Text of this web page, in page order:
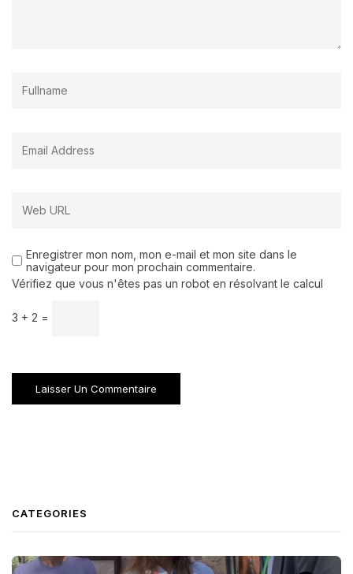
Enregistrer mon nom, mon e-mail et mon site dans le
navigateur pour mon prochain commentaire.
Vérifiez que vous n'êtes pas un robot en résolvant le calcul
3 + 2 =
CATEGORIES